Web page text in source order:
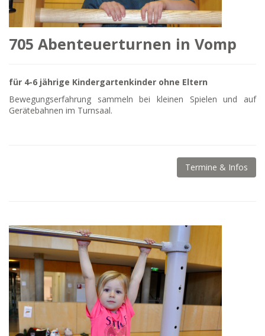
705 Abenteuerturnen in Vomp
für 4-6 jährige Kindergartenkinder ohne Eltern
Bewegungserfahrung sammeln bei kleinen Spielen und auf
Gerätebahnen im Turnsaal.
Termine & Infos